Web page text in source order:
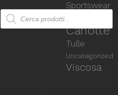
Products search
Sportswear
Top &
Canotte
Tulle
Uncategorized
Viscosa